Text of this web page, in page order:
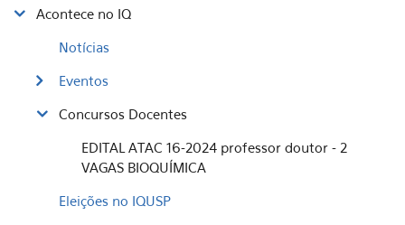
Acontece no IQ
Notícias
Eventos
Concursos Docentes
EDITAL ATAC 16-2024 professor doutor - 2
VAGAS BIOQUÍMICA
Eleições no IQUSP